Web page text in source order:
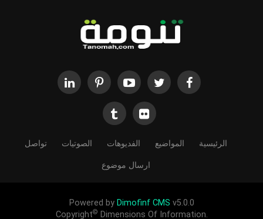
الرئيسية المواضيع الفديوهات الصوتيات تواصل
ارسال موضوع
Powered by Dimofinf CMS v5.0.0
Copyright© Dimensions Of Information.